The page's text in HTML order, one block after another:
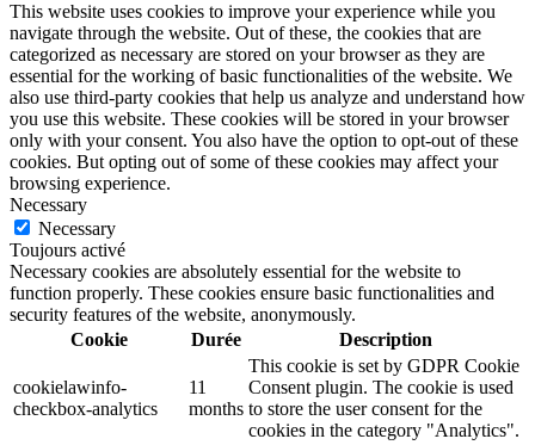
This website uses cookies to improve your experience while you
navigate through the website. Out of these, the cookies that are
categorized as necessary are stored on your browser as they are
essential for the working of basic functionalities of the website. We
also use third-party cookies that help us analyze and understand how
you use this website. These cookies will be stored in your browser
only with your consent. You also have the option to opt-out of these
cookies. But opting out of some of these cookies may affect your
browsing experience.
Necessary
Necessary
Toujours activé
Necessary cookies are absolutely essential for the website to
function properly. These cookies ensure basic functionalities and
security features of the website, anonymously.
Cookie
Durée Description
cookielawinfo-
checkbox-analytics
11
months
This cookie is set by GDPR Cookie
Consent plugin. The cookie is used
to store the user consent for the
cookies in the category "Analytics".